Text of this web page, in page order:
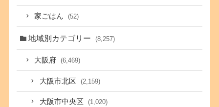
家ごはん (52)
地域別カテゴリー (8,257)
大阪府 (6,469)
大阪市北区 (2,159)
大阪市中央区 (1,020)